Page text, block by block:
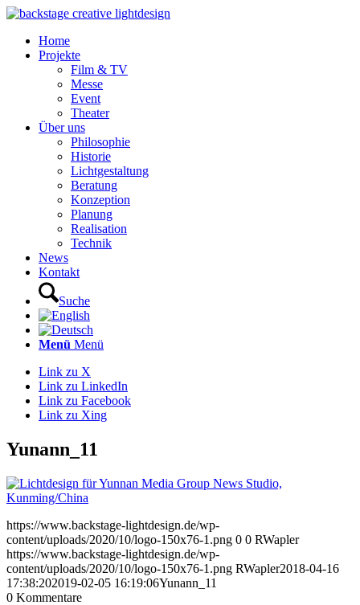
Home
Projekte
Film & TV
Messe
Event
Theater
Über uns
Philosophie
Historie
Lichtgestaltung
Beratung
Konzeption
Planung
Realisation
Technik
News
Kontakt
Suche
Menü Menü
Link zu X
Link zu LinkedIn
Link zu Facebook
Link zu Xing
Yunann_11
https://www.backstage-lightdesign.de/wp-
content/uploads/2020/10/logo-150x76-1.png 0 0 RWapler
https://www.backstage-lightdesign.de/wp-
content/uploads/2020/10/logo-150x76-1.png RWapler2018-04-16
17:38:202019-02-05 16:19:06Yunann_11
0 Kommentare